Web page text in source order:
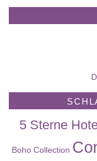
5 Sterne
Boho Collection